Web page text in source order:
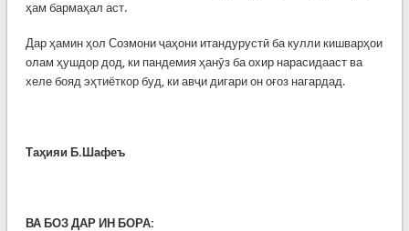
ҳам бармаҳал аст.
Дар ҳамин ҳол Созмони ҷаҳони итандурустӣ ба кулли кишварҳои
олам ҳушдор дод, ки пандемия ҳанӯз ба охир нарасидааст ва
хеле бояд эҳтиёткор буд, ки авҷи дигари он оғоз нагардад.
Таҳияи Б.Шафеъ
ВА БОЗ ДАР ИН БОРА: